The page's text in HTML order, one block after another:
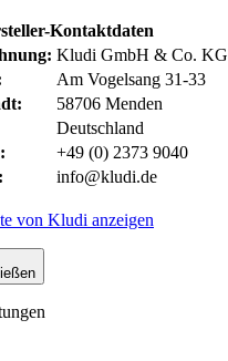
Kontaktdaten
Kludi GmbH & Co. KG
Am Vogelsang 31-33
58706 Menden
Deutschland
+49 (0) 2373 9040
info@kludi.de
von Kludi anzeigen